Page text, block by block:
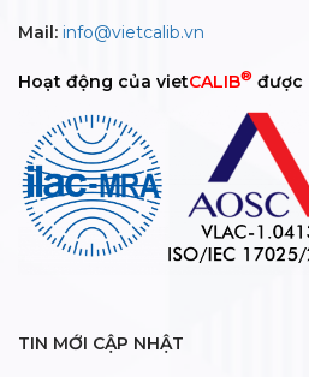
Mail: info@vietcalib.vn
Hoạt động của vietCALIB® được
TIN MỚI CẬP NHẬT